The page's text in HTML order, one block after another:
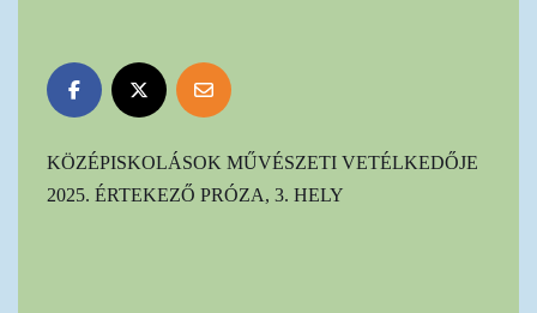
KÖZÉPISKOLÁSOK MŰVÉSZETI VETÉLKEDŐJE
2025. ÉRTEKEZŐ PRÓZA, 3. HELY